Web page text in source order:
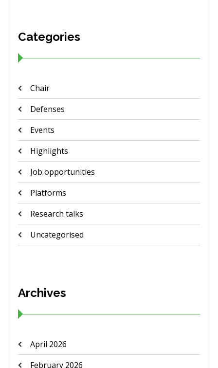
Categories
Chair
Defenses
Events
Highlights
Job opportunities
Platforms
Research talks
Uncategorised
Archives
April 2026
February 2026